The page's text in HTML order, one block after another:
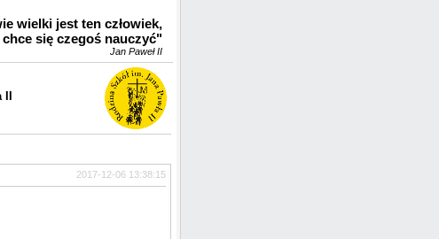
wielki jest ten człowiek,
się czegoś nauczyć"
Jan Paweł II
II
2017-12-06 13:38:15